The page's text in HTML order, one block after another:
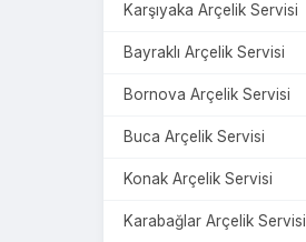
Karşıyaka Arçelik Servisi
Bayraklı Arçelik Servisi
Bornova Arçelik Servisi
Buca Arçelik Servisi
Konak Arçelik Servisi
Karabağlar Arçelik Servisi